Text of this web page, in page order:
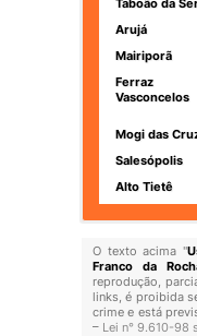
Taboão da
Arujá
Mairiporã
Vasconcelos
Mogi das
Salesópolis
Alto Tietê
O texto acima "
Franco da
reprodução,
links, é proibida
crime e está
– Lei n° 9.610-98